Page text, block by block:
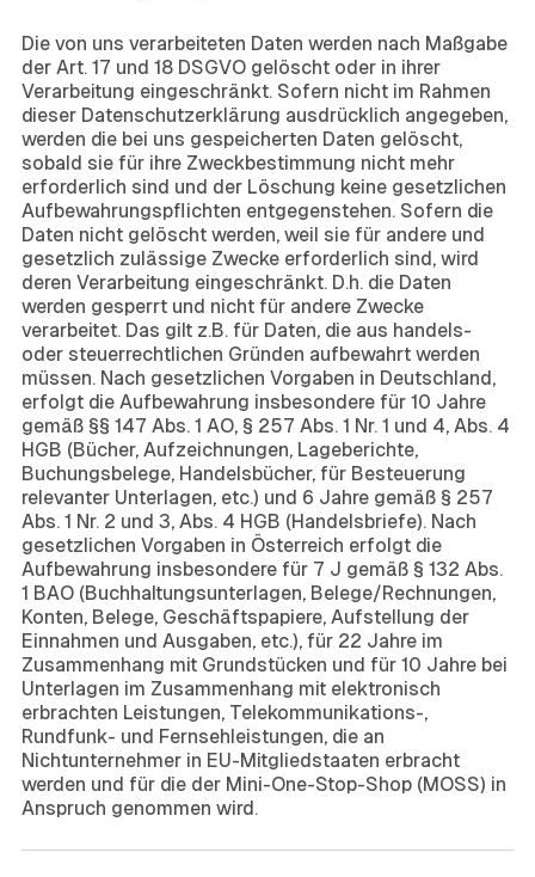
Die von uns verarbeiteten Daten werden nach Maßgabe
der Art. 17 und 18 DSGVO gelöscht oder in ihrer
Verarbeitung eingeschränkt. Sofern nicht im Rahmen
dieser Datenschutzerklärung ausdrücklich angegeben,
werden die bei uns gespeicherten Daten gelöscht,
sobald sie für ihre Zweckbestimmung nicht mehr
erforderlich sind und der Löschung keine gesetzlichen
Aufbewahrungspflichten entgegenstehen. Sofern die
Daten nicht gelöscht werden, weil sie für andere und
gesetzlich zulässige Zwecke erforderlich sind, wird
deren Verarbeitung eingeschränkt. D.h. die Daten
werden gesperrt und nicht für andere Zwecke
verarbeitet. Das gilt z.B. für Daten, die aus handels-
oder steuerrechtlichen Gründen aufbewahrt werden
müssen. Nach gesetzlichen Vorgaben in Deutschland,
erfolgt die Aufbewahrung insbesondere für 10 Jahre
gemäß §§ 147 Abs. 1 AO, § 257 Abs. 1 Nr. 1 und 4, Abs. 4
HGB (Bücher, Aufzeichnungen, Lageberichte,
Buchungsbelege, Handelsbücher, für Besteuerung
relevanter Unterlagen, etc.) und 6 Jahre gemäß § 257
Abs. 1 Nr. 2 und 3, Abs. 4 HGB (Handelsbriefe). Nach
gesetzlichen Vorgaben in Österreich erfolgt die
Aufbewahrung insbesondere für 7 J gemäß § 132 Abs.
1 BAO (Buchhaltungsunterlagen, Belege/Rechnungen,
Konten, Belege, Geschäftspapiere, Aufstellung der
Einnahmen und Ausgaben, etc.), für 22 Jahre im
Zusammenhang mit Grundstücken und für 10 Jahre bei
Unterlagen im Zusammenhang mit elektronisch
erbrachten Leistungen, Telekommunikations-,
Rundfunk- und Fernsehleistungen, die an
Nichtunternehmer in EU-Mitgliedstaaten erbracht
werden und für die der Mini-One-Stop-Shop (MOSS) in
Anspruch genommen wird.